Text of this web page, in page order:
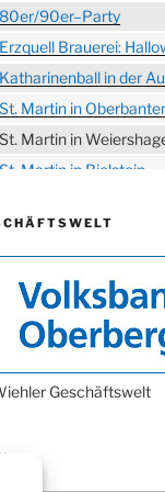
80er/90er–Party
Erzquell Brauerei:
Katharinenball in der
St. Martin in
St. Martin in
St. Martin in Bielstein
der
Bielsteiner
Volkstrauertag am
Anknipsfest an der
Oberbantenberger
Oberbantenberg
Adventsfeier im Ev.
Geschäftswelt